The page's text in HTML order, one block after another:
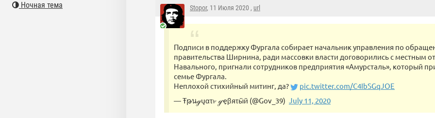
Stopor, 11 Июля 2020 , url
Подписи в поддержку Фургала собирает начальник управления по
правительства Ширнина, ради массовки власти договорились с местным
Навального, пригнали сотрудников предприятия «Амурсталь», который
семье Фургала.
Неплохой стихийный митинг, да?
pic.twitter.com/C4IbSGqJOE
— Ŧթนℊųατ৮ ℊҿβяτӹӥ (@Gov_39) July 11, 2020
Ночная тема